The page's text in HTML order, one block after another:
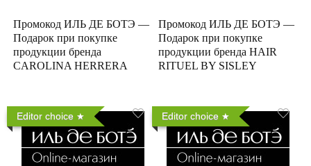
Промокод ИЛЬ ДЕ БОТЭ —
Подарок при покупке
продукции бренда
CAROLINA HERRERA
Промокод ИЛЬ ДЕ БОТЭ —
Подарок при покупке
продукции бренда HAIR
RITUEL BY SISLEY
Editor choice Editor choice